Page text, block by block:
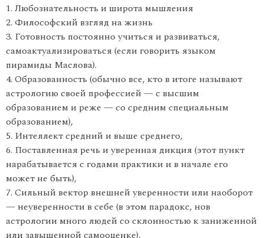
1. Любознательность и широта мышления
2. Философский взгляд на жизнь
3. Готовность постоянно учиться и развиваться,
самоактуализироваться (если говорить языком
пирамиды Маслова).
4. Образованность (обычно все, кто в итоге называют
астрологию своей профессией — с высшим
образованием и реже — со средним специальным
образованием),
5. Интеллект средний и выше среднего,
6. Поставленная речь и уверенная дикция (этот пункт
нарабатывается с годами практики и в начале его
может не быть),
7. Сильный вектор внешней уверенности или наоборот
— неуверенности в себе (в этом парадокс, нов
астрологии много людей со склонностью к заниженной
или завышенной самооценке),